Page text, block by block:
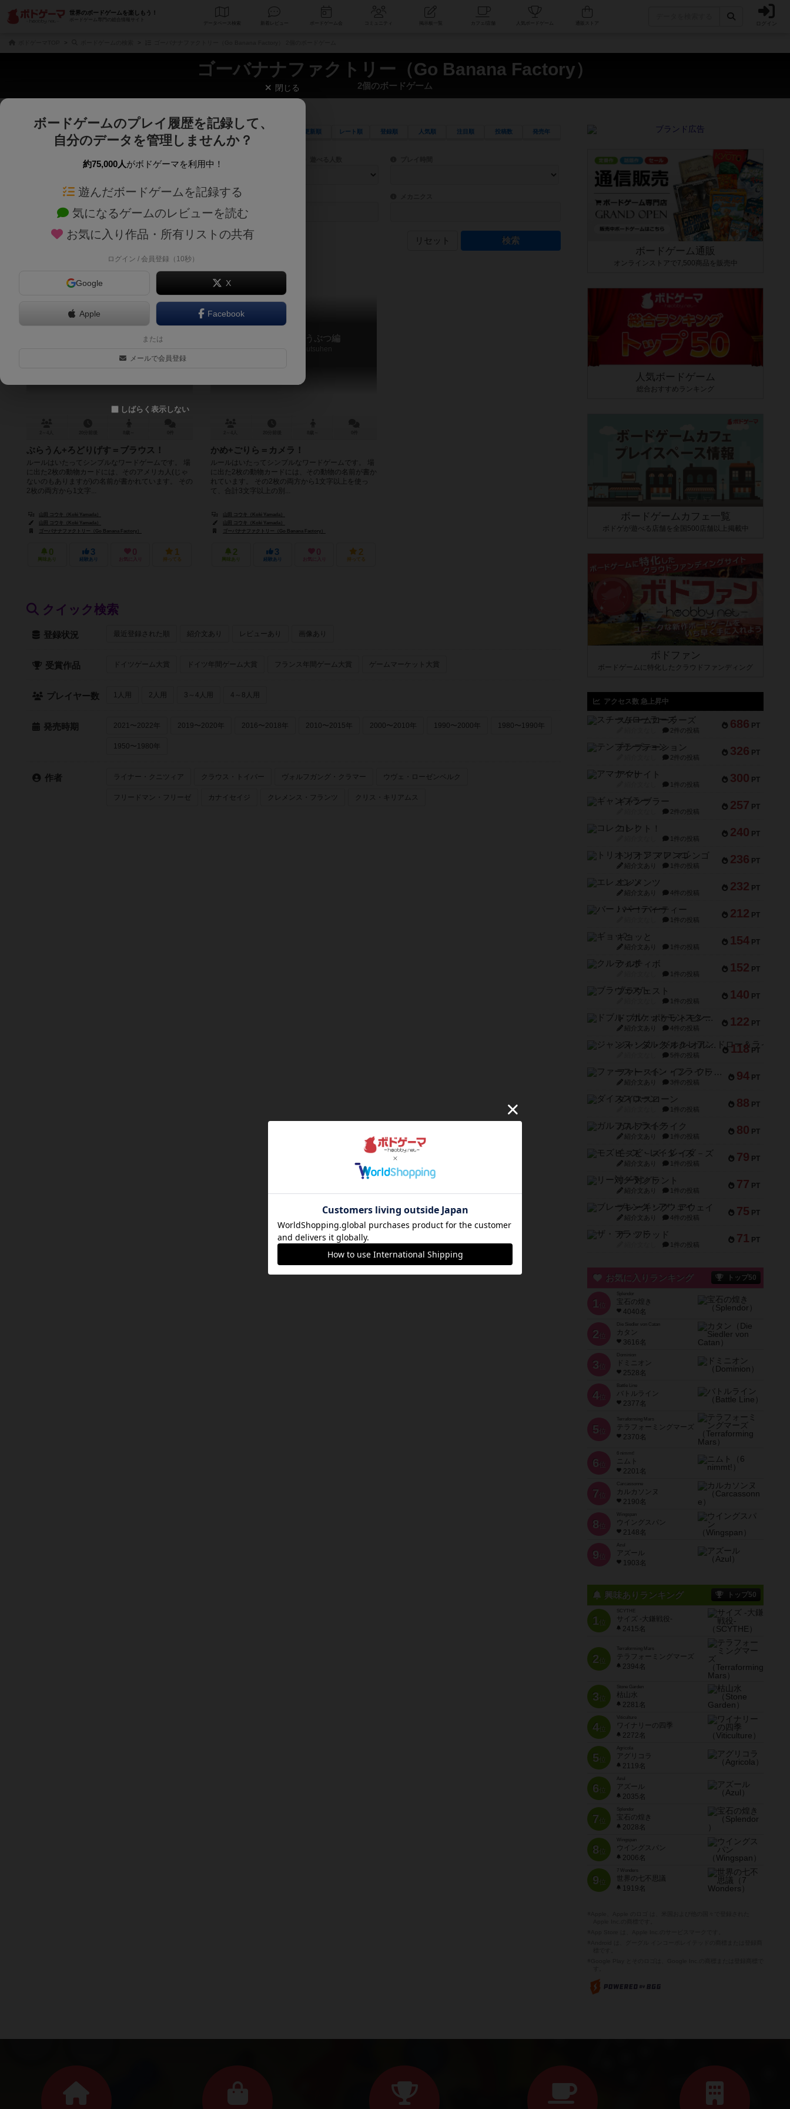
世界のボードゲームを楽しもう！
ボードゲーム専門の総合情報サイト
データベース コミュニティ 人気ボードゲーム ログイン
ゴーバナナファクトリー（Go Banana Factory）
2個のボードゲーム
じっくり表示 更新順 レート順 登録順 人気順 注目順 投稿数 発売年
商品名、商品説明文、デザイナー名、テーマ名、メカニクス名を対象にフリーワード検索ができます。
ゲームデザイナー名を指定して検索できます。
ゲームデザイナー 目安となる所要時間を指定することができます。マニュアルを読む時間や参加者へのルール説明時間は含まれていないため、初めて
対象年齢を指定します。 世界観や登場人物などモチーフ・ストーリーを指定することができます。直感的にゲームシステムを理解できるよう、中世ファンタジー・クッキング・海賊同士の対決など、ゲームコンセプトを絞
テーマ/フレーバー ゲーム性を構成するコアシステムです。主にボードゲームに慣れている方向けの絞込機能です。例えば「ダイスロール」はランダ
リセット
こと+へん：あめりか編
ぶらうん+ろどりげす＝ブラウス！
ルールはいたってシンプルなワードゲームです。 場
に出た2枚の動物カードには、そのアメリカ人(じゃ
ないのもありますが)の名前が書かれています。 その
2枚の両方から1文字...
山田 コウキ（Koki Yamada）
山田 コウキ（Koki Yamada）
ゴーバナナファクトリー（Go Banana Factory）
0
興味あり
3
経験あり
0
お気に入り
1
持ってる
こと+へん どうぶつ編
Kotohen Doubutsuhen
かめ+ごりら＝カメラ！
ルールはいたってシンプルなワードゲームです。 場
に出た2枚の動物カードには、その動物の名前が書か
れています。 その2枚の両方から1文字以上を使っ
て、合計3文字以上の別...
山田 コウキ（Koki Yamada）
山田 コウキ（Koki Yamada）
ゴーバナナファクトリー（Go Banana Factory）
2
興味あり
3
経験あり
0
お気に入り
2
持ってる
クイック検索
登録状況 最近登録された順 紹介文あり レビューあり 画像あり
受賞作品 ドイツゲーム大賞 ドイツ年間ゲーム大賞 フランス年間ゲーム大賞 ゲームマーケット大賞
プレイヤー数 1人用 2人用 3～4人用 4～8人用
発売時期 2021〜2022年 2019〜2020年 2016〜2018年 2010〜2015年 2000〜2010年 1990〜2000年 1980〜1990年
1950〜1980年
作者 ライナー・クニツィア クラウス・トイバー ヴォルフガング・クラマー ウヴェ・ローゼンベルク
フリードマン・フリーゼ カナイセイジ クレメンス・フランツ クリス・キリアムス
ボードゲーム通販
オンラインストアで7,500商品を販売中
人気ボードゲーム
総合おすすめランキング
ボードゲームカフェ一覧
ボドゲが遊べる店舗を全国500店舗以上掲載中
ボドファン
ボードゲームに特化したクラウドファンディング
アクセス数 急上昇中
686 PT
スチームローラーズ
2件の投稿
326 PT
テンプテーション
2件の投稿
300 PT
アマナイト
1件の投稿
257 PT
ギャンブラー
2件の投稿
240 PT
コレクト！
1件の投稿
236 PT
トリオンフ ア マレンゴ
紹介文あり 1件の投稿
232 PT
エレメンツ
紹介文あり 4件の投稿
212 PT
バー！パーティー
1件の投稿
154 PT
ギョッと
紹介文あり 1件の投稿
152 PT
クルティボ
1件の投稿
140 PT
ブラヴェスト
1件の投稿
122 PT
ドブル：ポケットモンスター
紹介文あり 4件の投稿
118 PT
ジャンヌ・ダルク-オルレアン ドロー＆ライト
5件の投稿
94 PT
ファースト・イン・フライト
紹介文あり 3件の投稿
88 PT
ダイススローン
1件の投稿
80 PT
ガルフストライク
紹介文あり 1件の投稿
79 PT
モズビ－ズ・レイダ－ズ
紹介文あり 1件の投稿
77 PT
リー対グラント
紹介文あり 1件の投稿
75 PT
ブレーキング・アウェイ
紹介文あり 4件の投稿
71 PT
ザ・フラッド
1件の投稿
お気に入りランキング トップ50
1 位
宝石の煌き
4040名
2 位
Die Siedler von Catan
カタン
3616名
3 位
ドミニオン
2528名
4位
Battle Line
バトルライン
2377名
5 位
Terraforming Mars
テラフォーミングマーズ
2370名
6 位
ニムト
2201名
7 位
Carcassonne
カルカソンヌ
2190名
8 位
Wingspan
ウイングスパン
2148名
9 位
Azul
アズール
1903名
興味ありランキング トップ50
1位
SCYTHE
サイズ -大鎌戦役-
2415名
2位
Terraforming Mars
テラフォーミングマーズ
2394名
3位
Stone Garden
枯山水
2281名
4位
Viticulture
ワイナリーの四季
2272名
5位
Agricola
アグリコラ
2119名
6位
Azul
アズール
2035名
7位
宝石の煌き
2028名
8位
Wingspan
ウイングスパン
2006名
9位
7 Wonders
世界の七不思議
1919名
閉じる
ボードゲームのプレイ履歴を記録して、
自分のデータを管理しませんか？
約75,000人がボドゲーマを利用中！
遊んだボードゲームを記録する
気になるゲームのレビューを読む
お気に入り作品・所有リストの共有
ログイン / 会員登録（10秒）
Google X
Apple Facebook
または
メールで会員登録
しばらく表示しない